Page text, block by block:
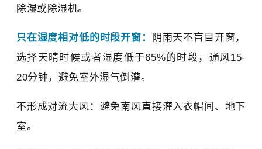
除湿或除湿机。
只在湿度相对低的时段开窗：
阴雨天不盲目开窗，
选择天晴时候或者湿度低于65%的时段，通风15-
20分钟，避免室外湿气倒灌。
不形成对流大风：避免南风直接灌入衣帽间、地下
室。